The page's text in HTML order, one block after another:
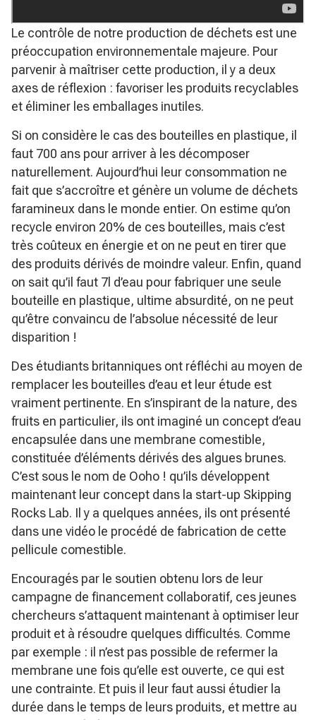
Le contrôle de notre production de déchets est une
préoccupation environnementale majeure. Pour
parvenir à maîtriser cette production, il y a deux
axes de réflexion : favoriser les produits recyclables
et éliminer les emballages inutiles.
Si on considère le cas des bouteilles en plastique, il
faut 700 ans pour arriver à les décomposer
naturellement. Aujourd’hui leur consommation ne
fait que s’accroître et génère un volume de déchets
faramineux dans le monde entier. On estime qu’on
recycle environ 20% de ces bouteilles, mais c’est
très coûteux en énergie et on ne peut en tirer que
des produits dérivés de moindre valeur. Enfin, quand
on sait qu’il faut 7l d’eau pour fabriquer une seule
bouteille en plastique, ultime absurdité, on ne peut
qu’être convaincu de l’absolue nécessité de leur
disparition !
Des étudiants britanniques ont réfléchi au moyen de
remplacer les bouteilles d’eau et leur étude est
vraiment pertinente. En s’inspirant de la nature, des
fruits en particulier, ils ont imaginé un concept d’eau
encapsulée dans une membrane comestible,
constituée d’éléments dérivés des algues brunes.
C’est sous le nom de Ooho ! qu’ils développent
maintenant leur concept dans la start-up Skipping
Rocks Lab. Il y a quelques années, ils ont présenté
dans une vidéo le procédé de fabrication de cette
pellicule comestible.
Encouragés par le soutien obtenu lors de leur
campagne de financement collaboratif, ces jeunes
chercheurs s’attaquent maintenant à optimiser leur
produit et à résoudre quelques difficultés. Comme
par exemple : il n’est pas possible de refermer la
membrane une fois qu’elle est ouverte, ce qui est
une contrainte. Et puis il leur faut aussi étudier la
durée dans le temps de leurs produits, et mettre au